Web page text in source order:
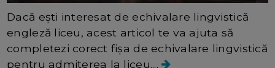
Dacă ești interesat de echivalare lingvistică
engleză liceu, acest articol te va ajuta să
completezi corect fișa de echivalare lingvistică
pentru admiterea la liceu....